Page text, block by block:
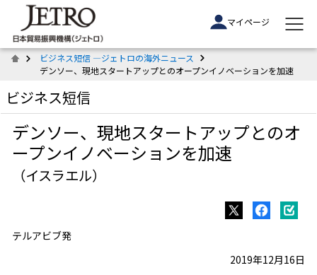
マイページ
ビジネス短信 ―ジェトロの海外ニュース
デンソー、現地スタートアップとのオープンイノベーションを加速
ビジネス短信
デンソー、現地スタートアップとのオ
ープンイノベーションを加速
（イスラエル）
テルアビブ発
2019年12月16日